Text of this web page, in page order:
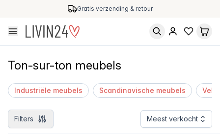
Gratis verzending & retour
Ton-sur-ton meubels
Industriële meubels Scandinavische meubels
Filters Meest verkocht